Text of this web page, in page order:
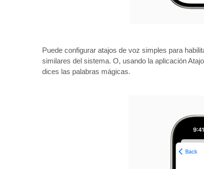
Puede configurar atajos de voz simples para
similares del sistema. O, usando la aplicación
dices las palabras mágicas.